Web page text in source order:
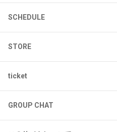
SCHEDULE
STORE
ticket
GROUP CHAT